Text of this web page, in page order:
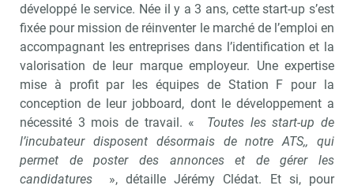
développé le service. Née il y a 3 ans, cette start-up s’est
fixée pour mission de réinventer le marché de l’emploi en
accompagnant les entreprises dans l’identification et la
valorisation de leur marque employeur. Une expertise
mise à profit par les équipes de Station F pour la
conception de leur jobboard, dont le développement a
nécessité 3 mois de travail. «
Toutes les start-up de
l’incubateur disposent désormais de notre ATS,, qui
permet de poster des annonces et de gérer les
candidatures
», détaille Jérémy Clédat. Et si, pour